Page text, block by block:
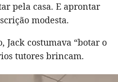
pela casa. E aprontar
modesta.
Jack costumava “botar o
tutores brincam.